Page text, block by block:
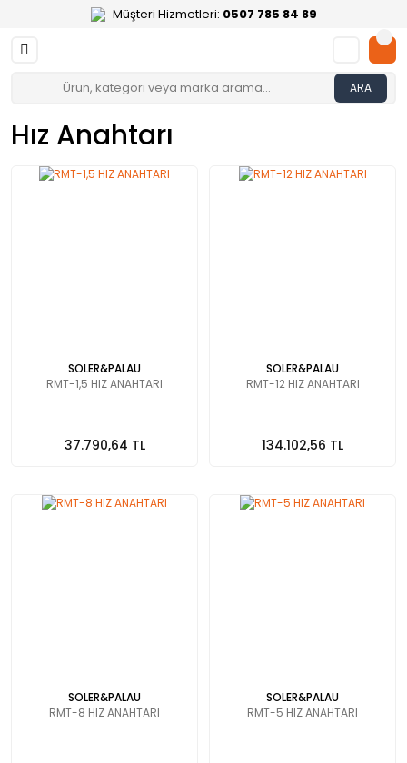
Müşteri Hizmetleri: 0507 785 84 89
ARA
Hız Anahtarı
SOLER&PALAU
RMT-1,5 HIZ ANAHTARI
37.790,64 TL
SOLER&PALAU
RMT-12 HIZ ANAHTARI
134.102,56 TL
SOLER&PALAU
RMT-8 HIZ ANAHTARI
SOLER&PALAU
RMT-5 HIZ ANAHTARI